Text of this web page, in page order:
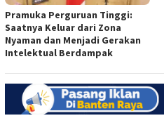
Pramuka Perguruan Tinggi:
Saatnya Keluar dari Zona
Nyaman dan Menjadi Gerakan
Intelektual Berdampak